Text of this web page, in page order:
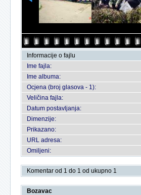
Informacije o fajlu
Ime fajla:
Ime albuma:
Ocjena (broj glasova - 1):
Veličina fajla:
Datum postavljanja:
Dimenzije:
Prikazano:
URL adresa:
Omiljeni:
Komentar od 1 do 1 od ukupno 1
Bozavac